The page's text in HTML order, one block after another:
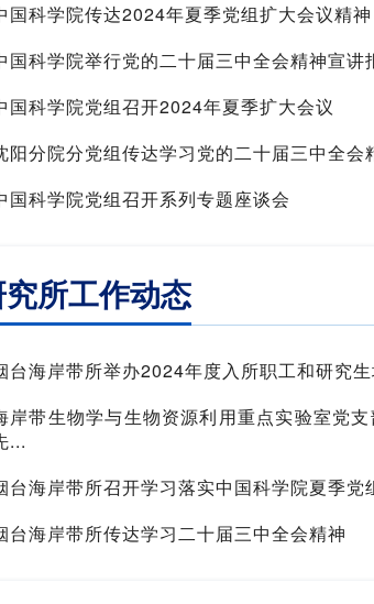
国科学院传达2024年夏季党组扩大会议精神
国科学院举行党的二十届三中全会精神宣讲
国科学院党组召开2024年夏季扩大会议
阳分院分党组传达学习党的二十届三中全会
国科学院党组召开系列专题座谈会
所工作动态
台海岸带所举办2024年度入所职工和研究生
岸带生物学与生物资源利用重点实验室党
...
台海岸带所召开学习落实中国科学院夏季党
台海岸带所传达学习二十届三中全会精神